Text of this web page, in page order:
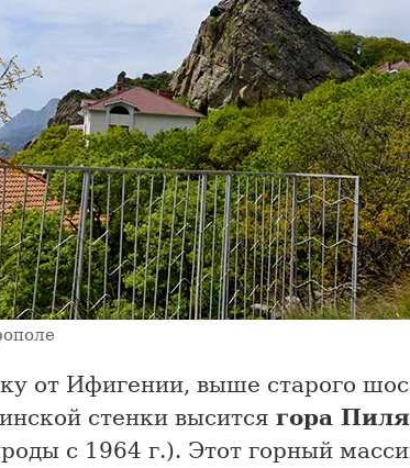
от Ифигении, выше старого
стенки высится гора
с 1964 г.). Этот горный